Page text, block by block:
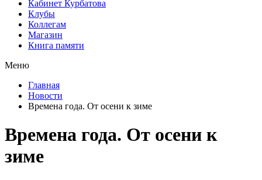
Кабинет Курбатова
Клубы
Коллегам
Магазин
Книга памяти
Меню
Главная
Новости
Времена года. От осени к зиме
Времена года. От осени к
зиме